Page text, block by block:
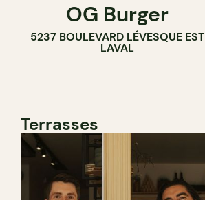
OG Burger
5237 BOULEVARD LÉVESQUE EST
LAVAL
Terrasses